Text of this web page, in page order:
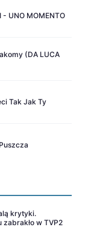
- UNO MOMENTO
(DA LUCA
Tak Jak Ty
krytyki.
zabrakło w TVP2